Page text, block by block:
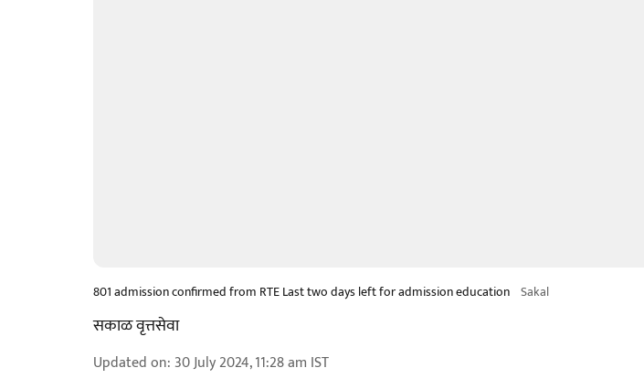
801 admission confirmed from RTE Last two days left for admission education Sakal
सकाळ वृत्तसेवा
Updated on: 30 July 2024, 11:28 am IST